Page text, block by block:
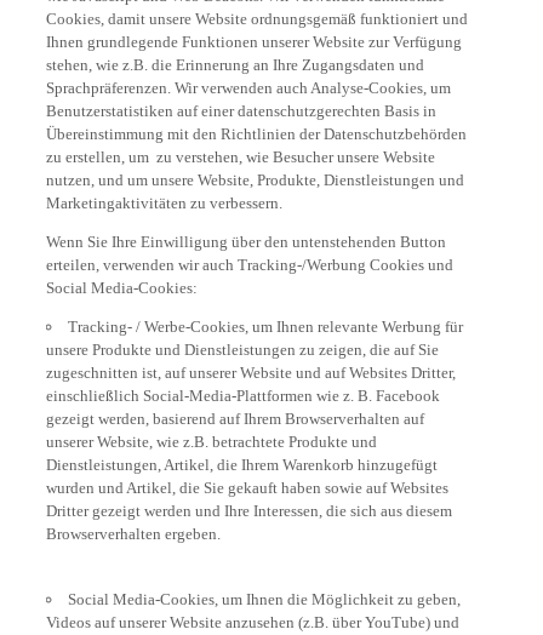
Cookies, damit unsere Website ordnungsgemäß funktioniert und
Ihnen grundlegende Funktionen unserer Website zur Verfügung
stehen, wie z.B. die Erinnerung an Ihre Zugangsdaten und
Sprachpräferenzen. Wir verwenden auch Analyse-Cookies, um
Benutzerstatistiken auf einer datenschutzgerechten Basis in
Übereinstimmung mit den Richtlinien der Datenschutzbehörden
zu erstellen, um zu verstehen, wie Besucher unsere Website
nutzen, und um unsere Website, Produkte, Dienstleistungen und
Marketingaktivitäten zu verbessern.
Wenn Sie Ihre Einwilligung über den untenstehenden Button
erteilen, verwenden wir auch Tracking-/Werbung Cookies und
Social Media-Cookies:
Tracking- / Werbe-Cookies, um Ihnen relevante Werbung für
unsere Produkte und Dienstleistungen zu zeigen, die auf Sie
zugeschnitten ist, auf unserer Website und auf Websites Dritter,
einschließlich Social-Media-Plattformen wie z. B. Facebook
gezeigt werden, basierend auf Ihrem Browserverhalten auf
unserer Website, wie z.B. betrachtete Produkte und
Dienstleistungen, Artikel, die Ihrem Warenkorb hinzugefügt
wurden und Artikel, die Sie gekauft haben sowie auf Websites
Dritter gezeigt werden und Ihre Interessen, die sich aus diesem
Browserverhalten ergeben.
Social Media-Cookies, um Ihnen die Möglichkeit zu geben,
Videos auf unserer Website anzusehen (z.B. über YouTube) und